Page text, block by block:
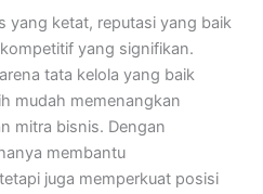
yang ketat, reputasi yang baik
yang signifikan.
tata kelola yang baik
mudah memenangkan
mitra bisnis. Dengan
membantu
juga memperkuat posisi